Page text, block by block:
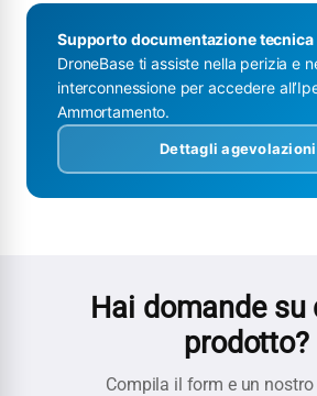
Supporto documentazione
DroneBase ti assiste nella perizia e
interconnessione per accedere
Ammortamento.
Dettagli
Hai domande su
prodotto?
Compila il form e un nostro